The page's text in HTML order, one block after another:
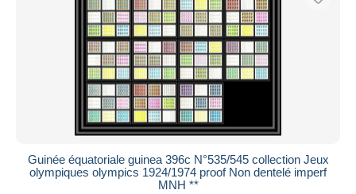
Payment methods
PayPal
Bank transfer
Visa
MasterCard
Bancontact
iDeal
Maestro
Guinée équatoriale guinea 396c N°535/545 collection Jeux
olympiques olympics 1924/1974 proof Non dentelé imperf
MNH **